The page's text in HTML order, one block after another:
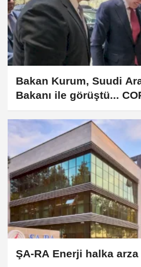
Bakan Kurum, Suudi
Bakanı ile görüştü...
dönüşümü masaya
ŞA-RA Enerji halka arza